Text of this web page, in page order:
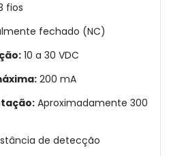
fios
fechado (NC)
10 a 30 VDC
200 mA
Aproximadamente 300
de detecção